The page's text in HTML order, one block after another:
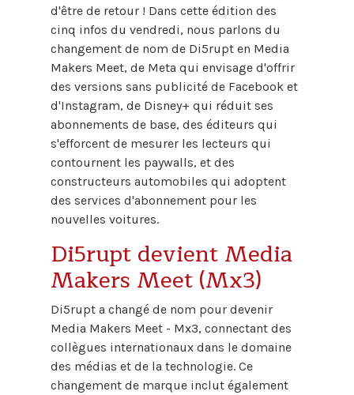
d'être de retour ! Dans cette édition des
cinq infos du vendredi, nous parlons du
changement de nom de Di5rupt en Media
Makers Meet, de Meta qui envisage d'offrir
des versions sans publicité de Facebook et
d'Instagram, de Disney+ qui réduit ses
abonnements de base, des éditeurs qui
s'efforcent de mesurer les lecteurs qui
contournent les paywalls, et des
constructeurs automobiles qui adoptent
des services d'abonnement pour les
nouvelles voitures.
Di5rupt devient Media
Makers Meet (Mx3)
Di5rupt a changé de nom pour devenir
Media Makers Meet - Mx3, connectant des
collègues internationaux dans le domaine
des médias et de la technologie. Ce
changement de marque inclut également